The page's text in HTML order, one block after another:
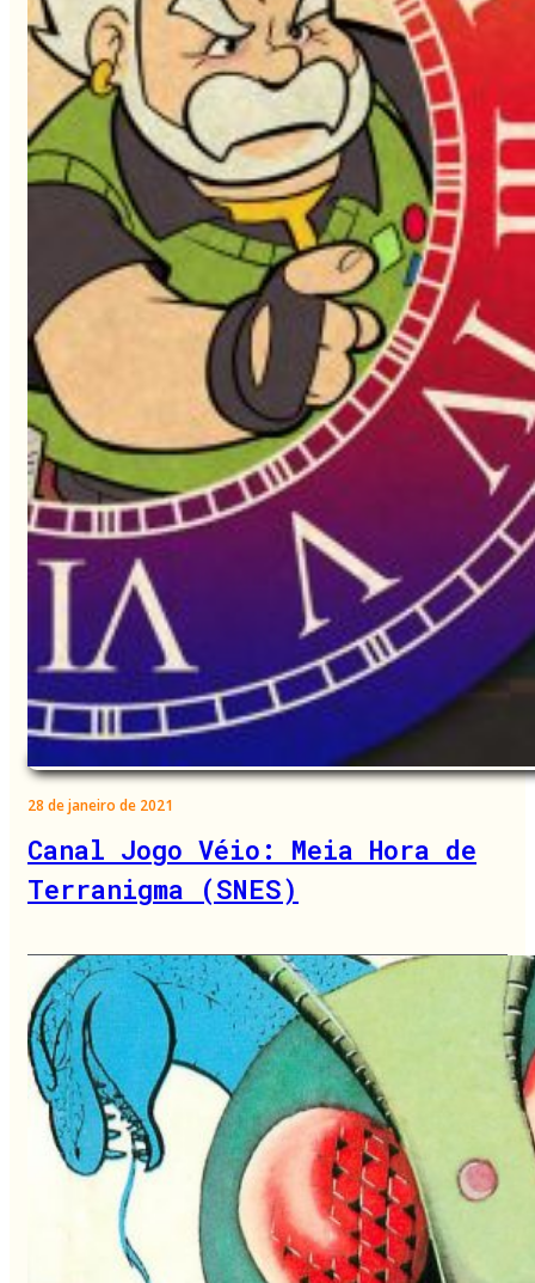
28 de janeiro de 2021
Canal Jogo Véio: Meia Hora de
Terranigma (SNES)